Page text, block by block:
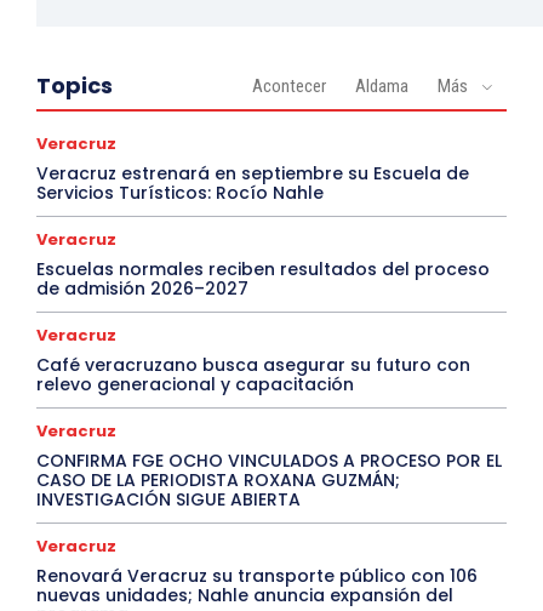
Topics Acontecer Aldama Más
Veracruz
Veracruz estrenará en septiembre su Escuela de
Servicios Turísticos: Rocío Nahle
Veracruz
Escuelas normales reciben resultados del proceso
de admisión 2026–2027
Veracruz
Café veracruzano busca asegurar su futuro con
relevo generacional y capacitación
Veracruz
CONFIRMA FGE OCHO VINCULADOS A PROCESO POR EL
CASO DE LA PERIODISTA ROXANA GUZMÁN;
INVESTIGACIÓN SIGUE ABIERTA
Veracruz
Renovará Veracruz su transporte público con 106
nuevas unidades; Nahle anuncia expansión del